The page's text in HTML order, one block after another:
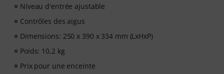
Niveau d'entrée ajustable
Contrôles des aigus
Dimensions: 250 x 390 x 334 mm (LxHxP)
Poids: 10,2 kg
Prix pour une enceinte